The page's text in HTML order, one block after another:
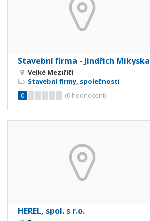
Stavební firma - Jindřich Mikyska
Velké Meziříčí
Stavební firmy, společnosti
0
(0 hodnocení)
HEREL, spol. s r.o.